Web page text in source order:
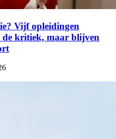
Vijf opleidingen
de kritiek, maar blijven